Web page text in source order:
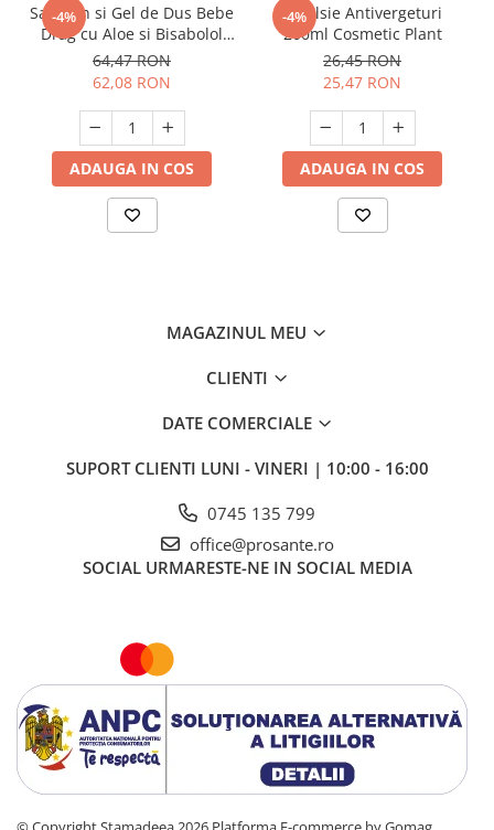
-4%
Sampon si Gel de Dus Bebe
Drag cu Aloe si Bisabolol
500ml
64,47 RON
62,08 RON
ADAUGA IN COS
-4%
Emulsie Antivergeturi
200ml Cosmetic Plant
26,45 RON
25,47 RON
ADAUGA IN COS
MAGAZINUL MEU
CLIENTI
DATE COMERCIALE
SUPORT CLIENTI LUNI - VINERI | 10:00 - 16:00
0745 135 799
office@prosante.ro
SOCIAL URMARESTE-NE IN SOCIAL MEDIA